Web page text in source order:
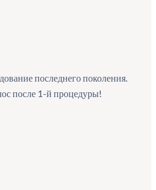
последнего поколения.
после 1-й процедуры!